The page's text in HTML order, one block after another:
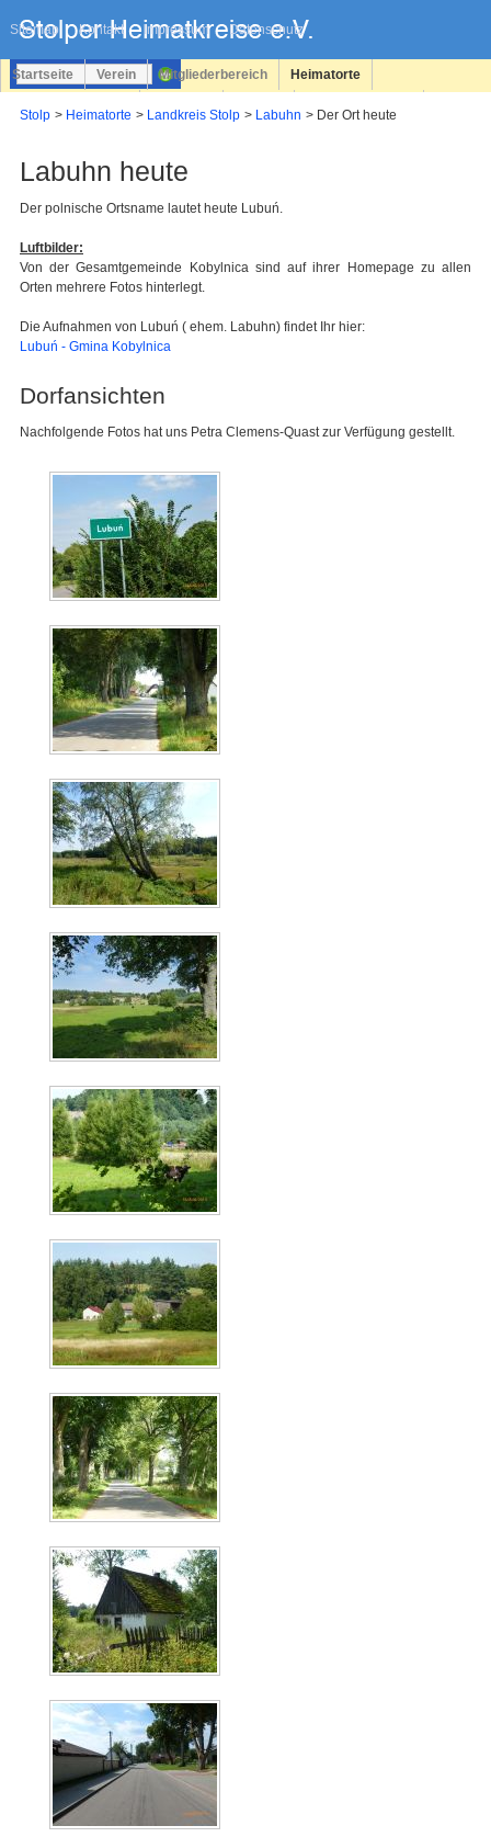
Sitemap Kontakt Impressum Datenschutz
überspringen
Startseite Verein Mitgliederbereich Heimatorte
Stolp Heimatorte Landkreis Stolp Labuhn Der Ort heute
Labuhn heute
Der polnische Ortsname lautet heute Lubuń.
Luftbilder:
Von der Gesamtgemeinde Kobylnica sind auf ihrer Homepage zu allen
Orten mehrere Fotos hinterlegt.
Die Aufnahmen von Lubuń ( ehem. Labuhn) findet Ihr hier:
Lubuń - Gmina Kobylnica
Dorfansichten
Nachfolgende Fotos hat uns Petra Clemens-Quast zur Verfügung gestellt.